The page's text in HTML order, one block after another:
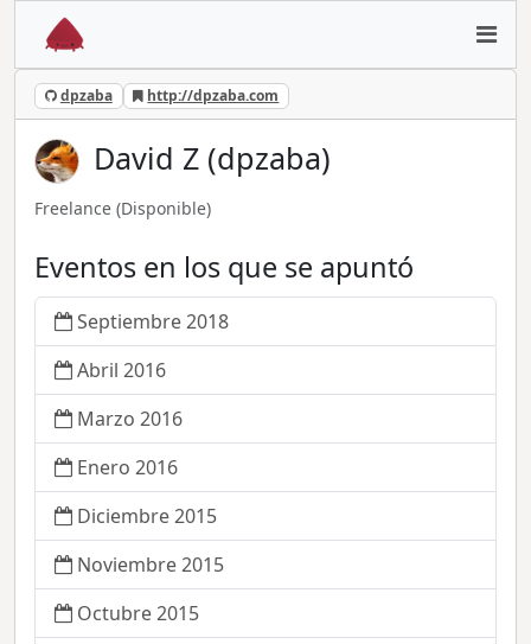
dpzaba http://dpzaba.com
David Z (dpzaba)
Freelance (Disponible)
Eventos en los que se apuntó
Septiembre 2018
Abril 2016
Marzo 2016
Enero 2016
Diciembre 2015
Noviembre 2015
Octubre 2015